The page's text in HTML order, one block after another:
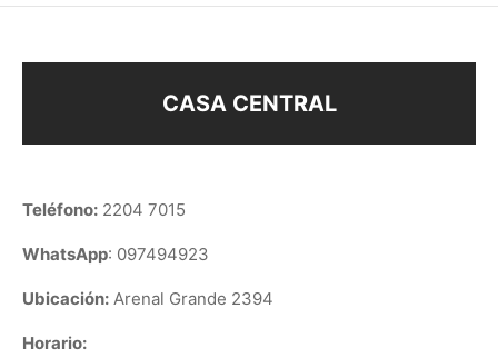
CASA CENTRAL
Teléfono: 2204 7015
WhatsApp: 097494923
Ubicación: Arenal Grande 2394
Horario: